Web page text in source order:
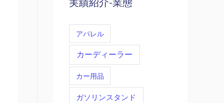
アパレル
カーディーラー
カー用品
ガソリンスタンド